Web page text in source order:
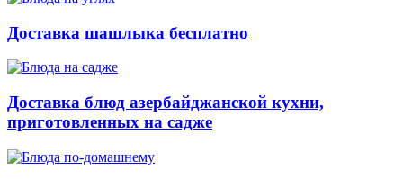
Доставка шашлыка бесплатно
Доставка блюд азербайджанской кухни,
приготовленных на садже